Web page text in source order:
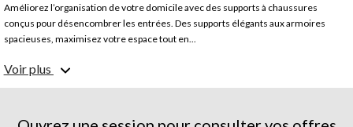
Améliorez l’organisation de votre domicile avec des supports à chaussures
conçus pour désencombrer les entrées. Des supports élégants aux armoires
spacieuses, maximisez votre espace tout en...
Voir plus